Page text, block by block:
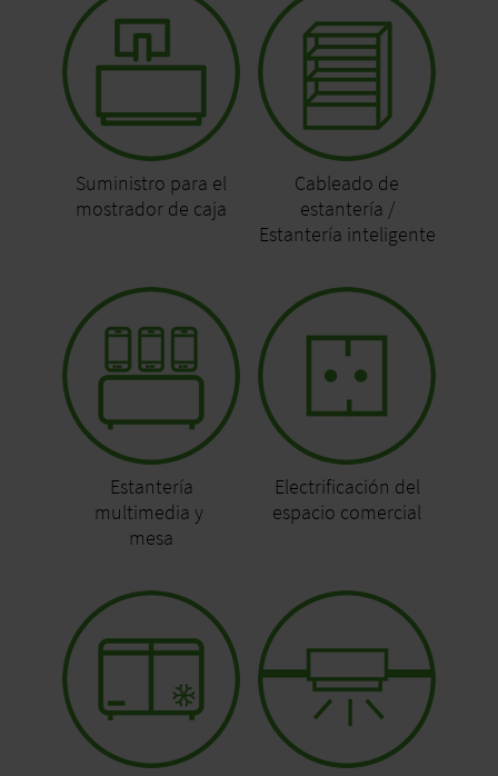
Suministro para el
mostrador de caja
Cableado de
estantería /
Estantería inteligente
Estantería
multimedia y
mesa
Electrificación del
espacio comercial